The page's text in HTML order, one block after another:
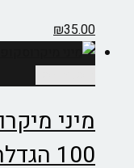
₪35.00
100 הגדלה